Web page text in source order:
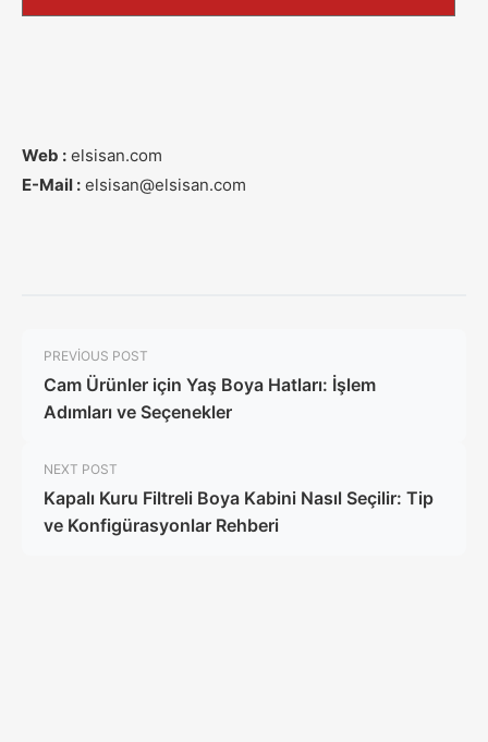
Web : elsisan.com
E-Mail : elsisan@elsisan.com
PREVIOUS POST
Cam Ürünler için Yaş Boya Hatları: İşlem
Adımları ve Seçenekler
NEXT POST
Kapalı Kuru Filtreli Boya Kabini Nasıl Seçilir: Tip
ve Konfigürasyonlar Rehberi